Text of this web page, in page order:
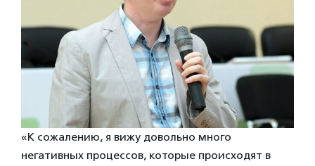
«К сожалению, я вижу довольно много
негативных процессов, которые происходят в